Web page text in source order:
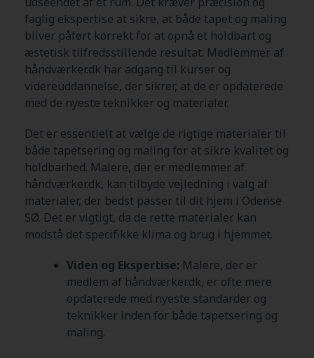
faglig ekspertise at sikre, at både tapet og maling
bliver påført korrekt for at opnå et holdbart og
æstetisk tilfredsstillende resultat. Medlemmer af
håndværker.dk har adgang til kurser og
videreuddannelse, der sikrer, at de er opdaterede
med de nyeste teknikker og materialer.
Det er essentielt at vælge de rigtige materialer til
både tapetsering og maling for at sikre kvalitet og
holdbarhed. Malere, der er medlemmer af
håndværker.dk, kan tilbyde vejledning i valg af
materialer, der bedst passer til dit hjem i Odense
SØ. Det er vigtigt, da de rette materialer kan
modstå det specifikke klima og brug i hjemmet.
Viden og Ekspertise: Malere, der er
medlem af håndværker.dk, er ofte mere
opdaterede med nyeste standarder og
teknikker inden for både tapetsering og
maling.